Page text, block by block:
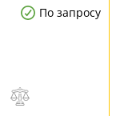
По запросу